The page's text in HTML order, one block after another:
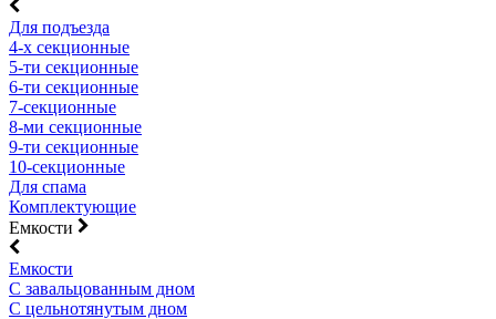
Для подъезда
4-х секционные
5-ти секционные
6-ти секционные
7-секционные
8-ми секционные
9-ти секционные
10-секционные
Для спама
Комплектующие
Емкости
Емкости
С завальцованным дном
С цельнотянутым дном